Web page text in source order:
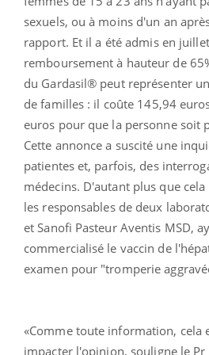
sexuels, ou à moins d'un an
rapport. Et il a été admis en
remboursement à hauteur de
du Gardasil® peut représenter
de familles : il coûte 145,94
euros pour que la personne soit
Cette annonce a suscité une
patientes et, parfois, des
médecins. D'autant plus que
les responsables de deux
et Sanofi Pasteur Aventis MSD,
commercialisé le vaccin de
examen pour "tromperie
«Comme toute information, cela
impacter l'opinion, souligne le Pr